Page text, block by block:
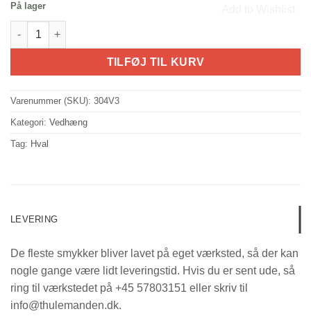
På lager
Qilalugaq qernertaq / narhval (8k guld) antal
TILFØJ TIL KURV
Varenummer (SKU): 304V3
Kategori: Vedhæng
Tag: Hval
LEVERING
De fleste smykker bliver lavet på eget værksted, så der kan
nogle gange være lidt leveringstid. Hvis du er sent ude, så
ring til værkstedet på +45 57803151 eller skriv til
info@thulemanden.dk.